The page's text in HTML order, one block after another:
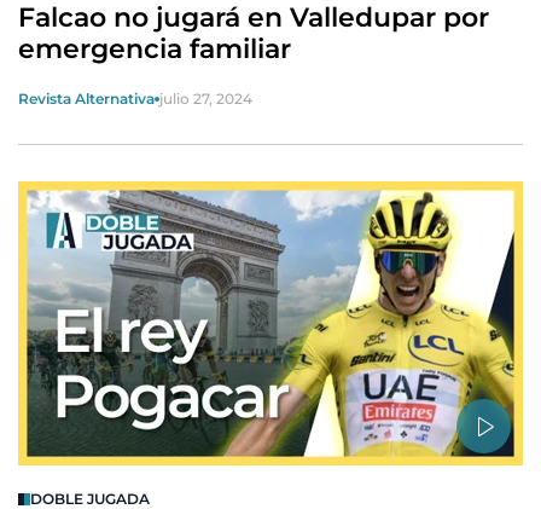
Falcao no jugará en Valledupar por
emergencia familiar
Revista Alternativa julio 27, 2024
DOBLE JUGADA